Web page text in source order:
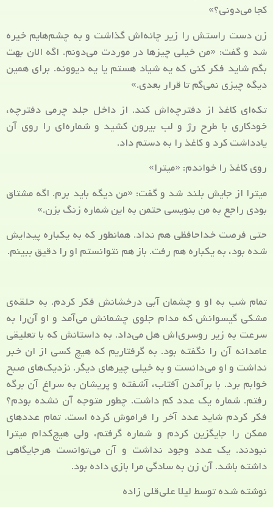
کجا می‌دونی؟»
زن دست راستش را زیر چانه‌اش گذاشت و به چشم‌هایم خیره
شد و گفت: «من خیلی چیزها در موردت می‌دونم. اگه الان بهت
بگم شاید فکر کنی که یه شیاد هستم یا یه دیوونه. برای همین
دیگه چیزی نمی‌گم تا قرار بعدی.»
تکه‌ای کاغذ از دفترچه‌اش کند. از داخل جلد چرمی دفترچه،
خودکاری با طرح رژ و لب بیرون کشید و شماره‌ای را روی آن
یادداشت کرد و کاغذ را به دستم داد.
روی کاغذ را خواندم: «میترا»
میترا از جایش بلند شد و گفت: «من دیگه باید برم. اگه مشتاق
بودی راجع به من بنویسی حتمن به این شماره زنگ بزن.»
حتی فرصت خداحافظی هم نداد. همانطور که به یکباره پیدایش
شده بود، به یکباره هم رفت. باز هم نتوانستم او را دقیق ببینم.
تمام شب به او و چشمان آبی درخشانش فکر کردم. به حلقه‌ی
مشکی گیسوانش که مدام جلوی چشمانش می‌آمد و او آن‌را به
سرعت به زیر روسری‌اش هل می‌داد. به داستانش که با تعلیقی
عامدانه آن را نگفته بود. به گرفتاریم که هیچ کسی از ان خبر
نداشت و او می‌دانست و به خیلی چیرهای دیگر. نزدیک‌های صبح
خوابم برد. با برآمدن آفتاب، آشفته و پریشان به سراغ آن برگه
رفتم. شماره یک عدد کم داشت. چطور متوجه آن نشده بودم؟
فکر کردم شاید عدد آخر را فراموش کرده است. تمام عددهای
ممکن را جایگزین کردم و شماره گرفتم، ولی هیچ‌کدام میترا
نبودند. یک عدد وجود نداشت و آن می‌توانست هرجایگاهی
داشته باشد. آن زن به سادگی مرا بازی داده بود.
نوشته شده توسط لیلا علی‌قلی زاده